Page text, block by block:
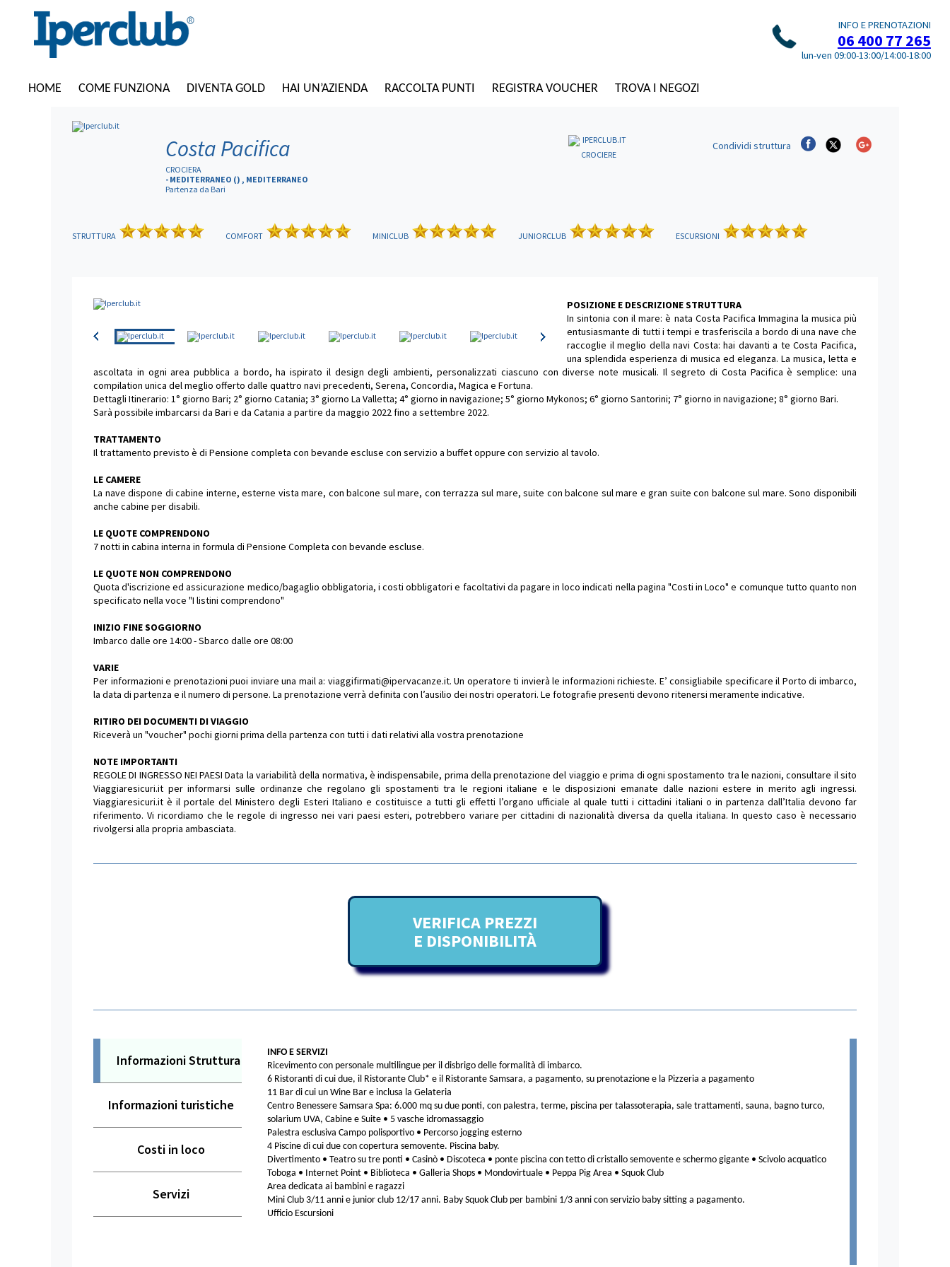
INFO E PRENOTAZIONI
06 400 77 265
lun-ven 09:00-13:00/14:00-18:00
HOME COME FUNZIONA DIVENTA GOLD HAI UN’AZIENDA RACCOLTA PUNTI REGISTRA VOUCHER TROVA I NEGOZI
Costa Pacifica
CROCIERA
- MEDITERRANEO () , MEDITERRANEO
Partenza da Bari
CROCIERE
Condividi struttura
STRUTTURA COMFORT MINICLUB JUNIORCLUB ESCURSIONI
POSIZIONE E DESCRIZIONE STRUTTURA
In sintonia con il mare: è nata Costa Pacifica Immagina la musica più
entusiasmante di tutti i tempi e trasferiscila a bordo di una nave che
raccoglie il meglio della navi Costa: hai davanti a te Costa Pacifica,
una splendida esperienza di musica ed eleganza. La musica, letta e
ascoltata in ogni area pubblica a bordo, ha ispirato il design degli ambienti, personalizzati ciascuno con diverse note musicali. Il segreto di Costa Pacifica è semplice: una
compilation unica del meglio offerto dalle quattro navi precedenti, Serena, Concordia, Magica e Fortuna.
Dettagli Itinerario: 1° giorno Bari; 2° giorno Catania; 3° giorno La Valletta; 4° giorno in navigazione; 5° giorno Mykonos; 6° giorno Santorini; 7° giorno in navigazione; 8° giorno Bari.
Sarà possibile imbarcarsi da Bari e da Catania a partire da maggio 2022 fino a settembre 2022.
TRATTAMENTO
Il trattamento previsto è di Pensione completa con bevande escluse con servizio a buffet oppure con servizio al tavolo.
LE CAMERE
La nave dispone di cabine interne, esterne vista mare, con balcone sul mare, con terrazza sul mare, suite con balcone sul mare e gran suite con balcone sul mare. Sono disponibili
anche cabine per disabili.
LE QUOTE COMPRENDONO
7 notti in cabina interna in formula di Pensione Completa con bevande escluse.
LE QUOTE NON COMPRENDONO
Quota d'iscrizione ed assicurazione medico/bagaglio obbligatoria, i costi obbligatori e facoltativi da pagare in loco indicati nella pagina "Costi in Loco" e comunque tutto quanto non
specificato nella voce "I listini comprendono"
INIZIO FINE SOGGIORNO
Imbarco dalle ore 14:00 - Sbarco dalle ore 08:00
VARIE
Per informazioni e prenotazioni puoi inviare una mail a: viaggifirmati@ipervacanze.it. Un operatore ti invierà le informazioni richieste. E’ consigliabile specificare il Porto di imbarco,
la data di partenza e il numero di persone. La prenotazione verrà definita con l’ausilio dei nostri operatori. Le fotografie presenti devono ritenersi meramente indicative.
RITIRO DEI DOCUMENTI DI VIAGGIO
Riceverà un "voucher" pochi giorni prima della partenza con tutti i dati relativi alla vostra prenotazione
NOTE IMPORTANTI
REGOLE DI INGRESSO NEI PAESI Data la variabilità della normativa, è indispensabile, prima della prenotazione del viaggio e prima di ogni spostamento tra le nazioni, consultare il sito
Viaggiaresicuri.it per informarsi sulle ordinanze che regolano gli spostamenti tra le regioni italiane e le disposizioni emanate dalle nazioni estere in merito agli ingressi.
Viaggiaresicuri.it è il portale del Ministero degli Esteri Italiano e costituisce a tutti gli effetti l’organo ufficiale al quale tutti i cittadini italiani o in partenza dall’Italia devono far
riferimento. Vi ricordiamo che le regole di ingresso nei vari paesi esteri, potrebbero variare per cittadini di nazionalità diversa da quella italiana. In questo caso è necessario
rivolgersi alla propria ambasciata.
VERIFICA PREZZI
E DISPONIBILITÀ
Informazioni Struttura
Informazioni turistiche
Costi in loco
Servizi
INFO E SERVIZI
Ricevimento con personale multilingue per il disbrigo delle formalità di imbarco.
6 Ristoranti di cui due, il Ristorante Club* e il Ristorante Samsara, a pagamento, su prenotazione e la Pizzeria a pagamento
11 Bar di cui un Wine Bar e inclusa la Gelateria
Centro Benessere Samsara Spa: 6.000 mq su due ponti, con palestra, terme, piscina per talassoterapia, sale trattamenti, sauna, bagno turco,
solarium UVA, Cabine e Suite • 5 vasche idromassaggio
Palestra esclusiva Campo polisportivo • Percorso jogging esterno
4 Piscine di cui due con copertura semovente. Piscina baby.
Divertimento • Teatro su tre ponti • Casinò • Discoteca • ponte piscina con tetto di cristallo semovente e schermo gigante • Scivolo acquatico
Toboga • Internet Point • Biblioteca • Galleria Shops • Mondovirtuale • Peppa Pig Area • Squok Club
Area dedicata ai bambini e ragazzi
Mini Club 3/11 anni e junior club 12/17 anni. Baby Squok Club per bambini 1/3 anni con servizio baby sitting a pagamento.
Ufficio Escursioni